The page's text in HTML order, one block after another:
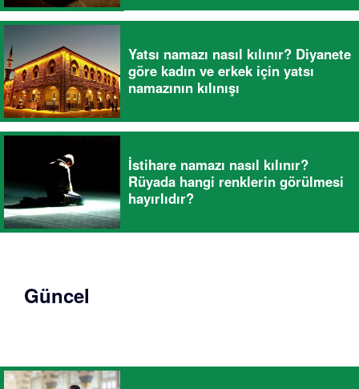
Yatsı namazı nasıl kılınır? Diyanete
göre kadın ve erkek için yatsı
namazının kılınışı
İstihare namazı nasıl kılınır?
Rüyada hangi renklerin görülmesi
hayırlıdır?
Güncel